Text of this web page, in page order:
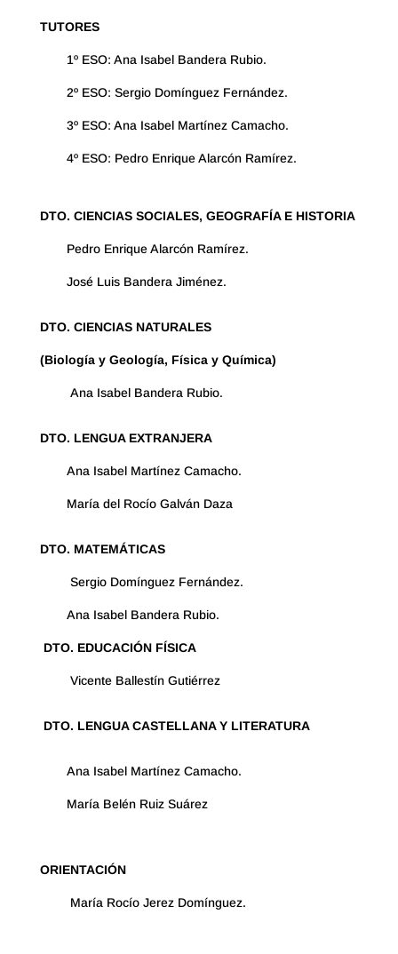
TUTORES
1º ESO: Ana Isabel Bandera Rubio.
2º ESO: Sergio Domínguez Fernández.
3º ESO: Ana Isabel Martínez Camacho.
4º ESO: Pedro Enrique Alarcón Ramírez.
DTO. CIENCIAS SOCIALES, GEOGRAFÍA E HISTORIA
Pedro Enrique Alarcón Ramírez.
José Luis Bandera Jiménez.
DTO. CIENCIAS NATURALES
(Biología y Geología, Física y Química)
Ana Isabel Bandera Rubio.
DTO. LENGUA EXTRANJERA
Ana Isabel Martínez Camacho.
María del Rocío Galván Daza
DTO. MATEMÁTICAS
Sergio Domínguez Fernández.
Ana Isabel Bandera Rubio.
DTO. EDUCACIÓN FÍSICA
Vicente Ballestín Gutiérrez
DTO. LENGUA CASTELLANA Y LITERATURA
Ana Isabel Martínez Camacho.
María Belén Ruiz Suárez
ORIENTACIÓN
María Rocío Jerez Domínguez.